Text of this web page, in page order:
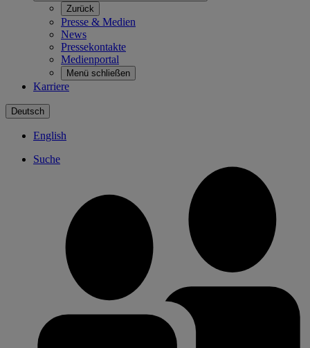
Zurück
Presse & Medien
News
Pressekontakte
Medienportal
Menü schließen
Karriere
Deutsch
English
Suche